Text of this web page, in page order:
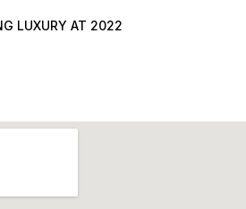
LUXURY AT 2022